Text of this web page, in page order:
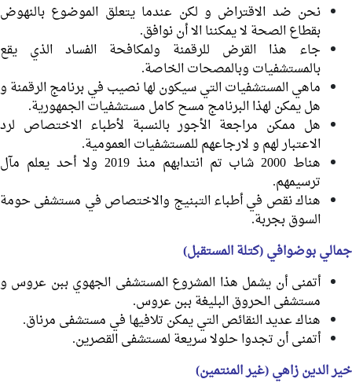
نحن ضد الاقتراض و لكن عندما يتعلق الموضوع بالنهوض
بقطاع الصحة لا يمكننا الا أن نوافق.
جاء هذا القرض للرقمنة ولمكافحة الفساد الذي يقع
بالمستشفيات وبالمصحات الخاصة.
ماهي المستشفيات التي سيكون لها نصيب في برنامج الرقمنة و
هل يمكن لهذا البرنامج مسح كامل مستشفيات الجمهورية.
هل ممكن مراجعة الأجور بالنسبة لأطباء الاختصاص لرد
الاعتبار لهم و لارجاعهم للمستشفيات العمومية.
هناط 2000 شاب تم انتدابهم منذ 2019 ولا أحد يعلم مآل
ترسيمهم.
هناك نقص في أطباء التبنيج والاختصاص في مستشفى حومة
السوق بجربة.
جمالي بوضوافي (كتلة المستقبل)
أتمنى أن يشمل هذا المشروع المستشفى الجهوي ببن عروس و
مستشفى الحروق البليغة ببن عروس.
هناك عديد النقائص التي يمكن تلافيها في مستشفى مرناق.
أتمنى أن تجدوا حلولا سريعة لمستشفى القصرين.
خير الدين زاهي (غير المنتمين)